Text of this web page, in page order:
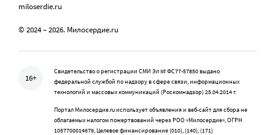
miloserdie.ru
© 2024 – 2026. Милосердие.ru
16+
Свидетельство о регистрации СМИ Эл № ФС77-57850 выдано
федеральной службой по надзору в сфере связи, информационных
технологий и массовых коммуникаций (Роскомнадзор) 25.04.2014 г.
Портал Милосердие.ru использует объявления и веб-сайт для сбора не
облагаемых налогом пожертвований через РОО «Милосердие», ОГРН
1057700014679, Целевое финансирование (010), (140), (171)